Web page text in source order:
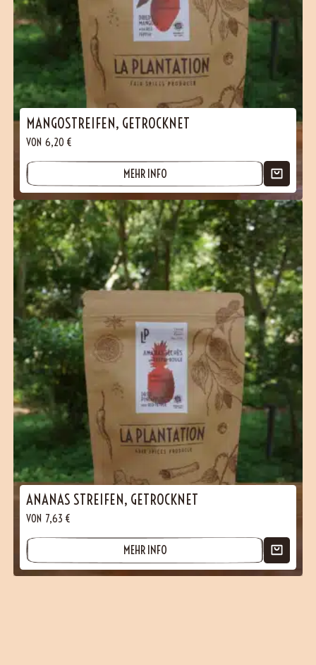
MANGOSTREIFEN, GETROCKNET
VON 6,20 €
MEHR INFO
ANANAS STREIFEN, GETROCKNET
VON 7,63 €
MEHR INFO